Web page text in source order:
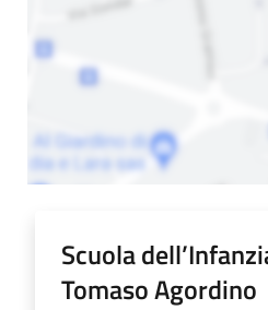
Scuola
Tomaso Agordino